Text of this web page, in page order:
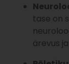
tase on
ärevus